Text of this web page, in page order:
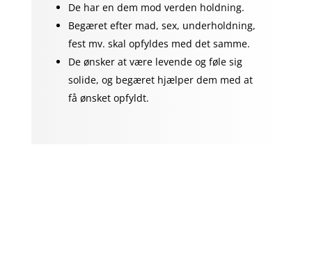
De har en dem mod verden holdning.
Begæret efter mad, sex, underholdning,
fest mv. skal opfyldes med det samme.
De ønsker at være levende og føle sig
solide, og begæret hjælper dem med at
få ønsket opfyldt.